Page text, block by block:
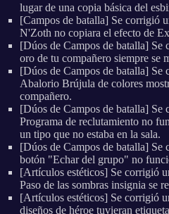
lugar de una copia básica del
[Campos de batalla] Se corrigió
N'Zoth no copiara el efecto de
[Dúos de Campos de batalla] Se
oro de tu compañero siempre se
[Dúos de Campos de batalla] Se
Abalorio Brújula de colores
compañero.
[Dúos de Campos de batalla] Se
Programa de reclutamiento no
un tipo que no estaba en la sala.
[Dúos de Campos de batalla] Se
botón "Echar del grupo" no
[Artículos estéticos] Se corrigió
Paso de las sombras insignia se
[Artículos estéticos] Se corrigió
diseños de héroe tuvieran